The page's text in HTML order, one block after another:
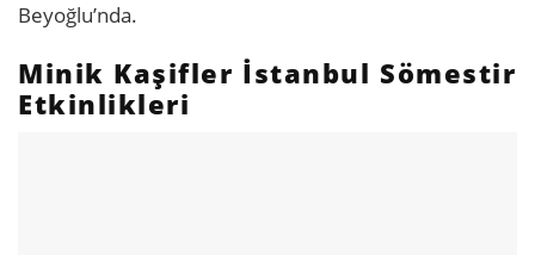
Beyoğlu’nda.
Minik Kaşifler İstanbul Sömestir
Etkinlikleri